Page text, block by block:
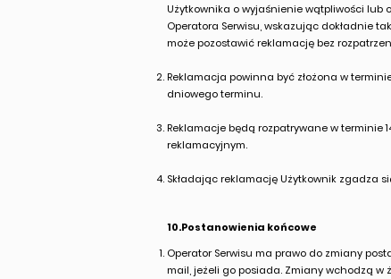
Użytkownika o wyjaśnienie wątpliwości
Operatora Serwisu, wskazując dokładnie
może pozostawić reklamację bez
Reklamacja powinna być złożona w
dniowego terminu.
Reklamacje będą rozpatrywane w terminie
reklamacyjnym.
Składając reklamację Użytkownik zgadza
10.Postanowienia końcowe
Operator Serwisu ma prawo do zmiany
mail, jeżeli go posiada. Zmiany wchodzą w